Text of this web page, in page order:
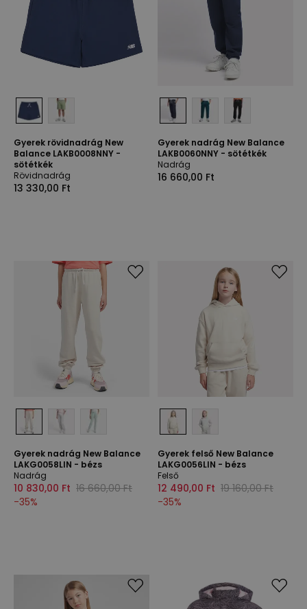
Gyerek rövidnadrág New
Balance LAKB0008NNY -
sötétkék
Rövidnadrág
13 330,00 Ft
Gyerek nadrág New Balance
LAKB0060NNY - sötétkék
Nadrág
16 660,00 Ft
Gyerek nadrág New Balance
LAKG0058LIN - bézs
Nadrág
10 830,00 Ft 16 660,00 Ft
-35%
Gyerek felső New Balance
LAKG0056LIN - bézs
Felső
12 490,00 Ft 19 160,00 Ft
-35%